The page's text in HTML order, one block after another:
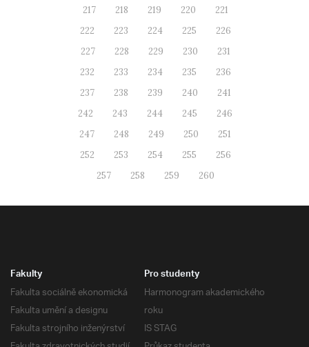
217
218 219 220
221
222
223 224 225
226
227
228 229 230
231
232
233 234 235
236
237
238 239 240
241
242
243 244 245
246
247
248 249 250
251
252
253 254 255
256
257
258 259 260
Fakulty
Fakulta sociálně ekonomická
Fakulta umění a designu
Fakulta strojního inženýrství
Pro studenty
Harmonogram akademického
roku
IS STAG